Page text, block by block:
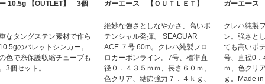
10.5g 【OUTLET】 3個
なタングステン素材で作ら
のバレットシンカー。
色で糸保護収縮チューブも
3個セット。
ガーエース 【ＯＵＴＬＥＴ】
絶妙な強さとしなやかさ、高いポ
テンシャル発揮。 SEAGUAR
ACE ７号 60m。クレハ純製フロ
ロカーボンライン。7号、標準直
径０．４３５ｍｍ、長さ６０ｍ、
色クリア、結節強力７．４ｋｇ、
ガーエース
クレハ純製
ン。強さと
ても高いポ
号、直径0
ｍ、色クリ
ｇ。Made